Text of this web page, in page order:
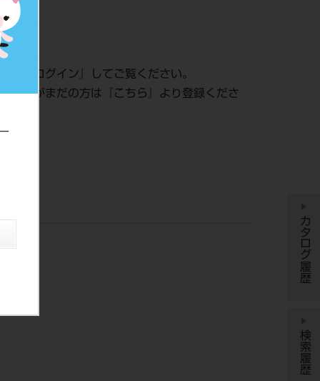
ログイン 』してご覧ください。
登録がまだの方は『
こちら 』より登録くださ
カタログ履歴
検索履歴